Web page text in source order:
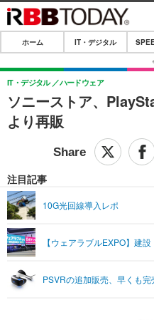
ホーム
IT・デジタル
IT・デジタルTOP
ショッピング
SPEED TEST
エンタメTOP
グラビア
ショッピング
ライフTOP
リリース一覧
プッシュ通知の停止方法
ホーム IT・デジタル
ソニーストア、
より再販
IT・デジタル ハードウェア
注目記事
10G光回線導入レポ
【ウェアラブルEXPO】建
PSVRの追加販売、早くも完